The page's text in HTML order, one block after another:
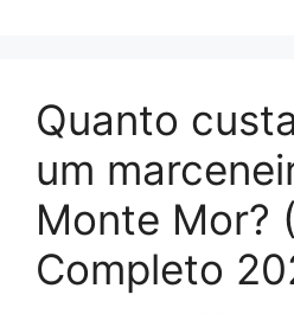
Quanto
um
Monte Mor?
Completo